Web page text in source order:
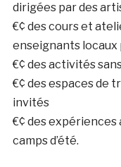
dirigées par des
€¢ des cours et
enseignants locaux
€¢ des activités
€¢ des espaces de
invités
€¢ des
camps d’été.